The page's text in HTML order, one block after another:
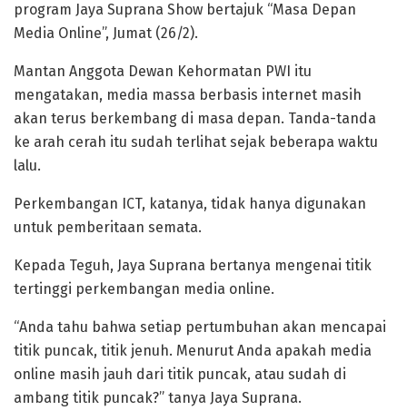
program Jaya Suprana Show bertajuk “Masa Depan
Media Online”, Jumat (26/2).
Mantan Anggota Dewan Kehormatan PWI itu
mengatakan, media massa berbasis internet masih
akan terus berkembang di masa depan. Tanda-tanda
ke arah cerah itu sudah terlihat sejak beberapa waktu
lalu.
Perkembangan ICT, katanya, tidak hanya digunakan
untuk pemberitaan semata.
Kepada Teguh, Jaya Suprana bertanya mengenai titik
tertinggi perkembangan media online.
“Anda tahu bahwa setiap pertumbuhan akan mencapai
titik puncak, titik jenuh. Menurut Anda apakah media
online masih jauh dari titik puncak, atau sudah di
ambang titik puncak?” tanya Jaya Suprana.